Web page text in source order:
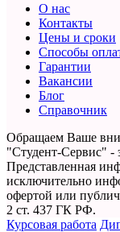
О нас
Контакты
Цены и сроки
Способы
Гарантии
Вакансии
Блог
Справочник
Обращаем Ваше
"Студент-Сервис" -
Представленная
исключительно
офертой или
2 ст. 437 ГК РФ.
Курсовая работа